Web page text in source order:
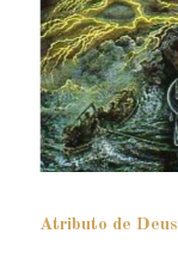
Atributo de